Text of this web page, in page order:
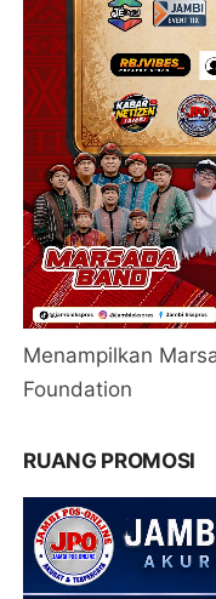
Menampilkan
Foundation
RUANG PROMOSI